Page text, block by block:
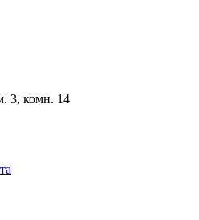
3, комн. 14